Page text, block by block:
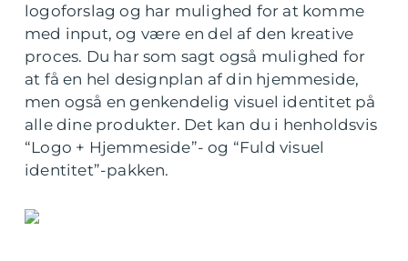
logoforslag og har mulighed for at komme
med input, og være en del af den kreative
proces. Du har som sagt også mulighed for
at få en hel designplan af din hjemmeside,
men også en genkendelig visuel identitet på
alle dine produkter. Det kan du i henholdsvis
“Logo + Hjemmeside”- og “Fuld visuel
identitet”-pakken.